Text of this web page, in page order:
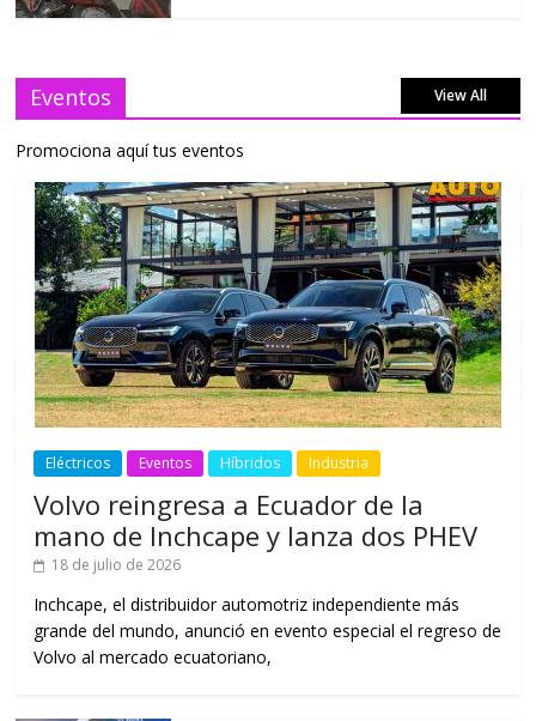
Eventos View All
Promociona aquí tus eventos
Eléctricos Eventos Híbridos Industria
Volvo reingresa a Ecuador de la
mano de Inchcape y lanza dos PHEV
18 de julio de 2026
Inchcape, el distribuidor automotriz independiente más
grande del mundo, anunció en evento especial el regreso de
Volvo al mercado ecuatoriano,